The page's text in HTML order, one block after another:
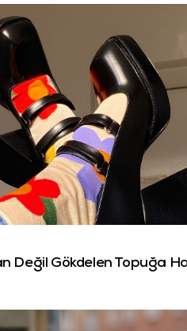
Değil Gökdelen Topuğa